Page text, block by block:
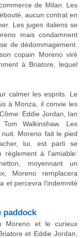
de Milan. Les
aucun contrat en
Les juges italiens se
mais condamnent
de dédommagement.
copain Moreno viré
à Briatore, lequel
calmer les esprits. Le
à Monza, il convie les
Eddie Jordan, Ian
Walkinshaw. Les
Moreno fait le pied
lui, est parti se
règlement à l'amiable:
moyennant un
Moreno remplacera
et percevra l'indemnité
paddock
Moreno et le curieux
et Eddie Jordan,